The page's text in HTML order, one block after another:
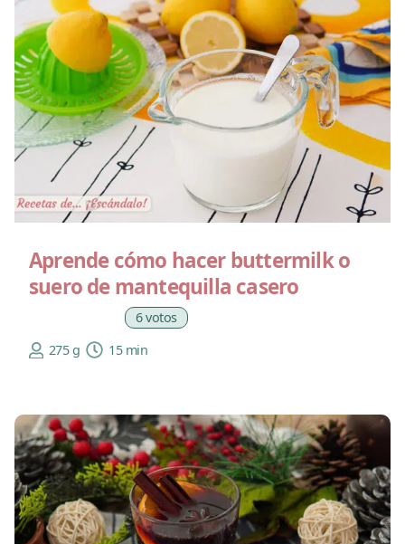
Aprende cómo hacer buttermilk o
suero de mantequilla casero
6 votos
275 g
15 min